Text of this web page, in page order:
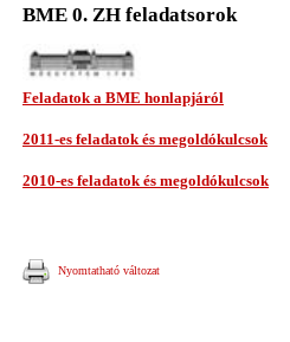
BME 0. ZH feladatsorok
Feladatok a BME honlapjáról
2011-es feladatok és megoldókulcsok
2010-es feladatok és megoldókulcsok
Nyomtatható változat